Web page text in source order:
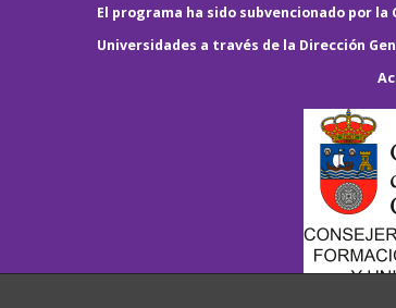
El programa ha sido subvencionado por
Universidades a través de la Dirección